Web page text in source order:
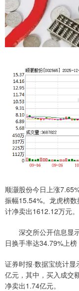
顺灏股份今日上涨
振幅15.54%。龙虎榜
计净卖出1612.12万元。
深交所公开信息显示
日换手率达34.79%上榜
证券时报·数据宝统计
亿元，其中，买入成交
净卖出1.74亿元。